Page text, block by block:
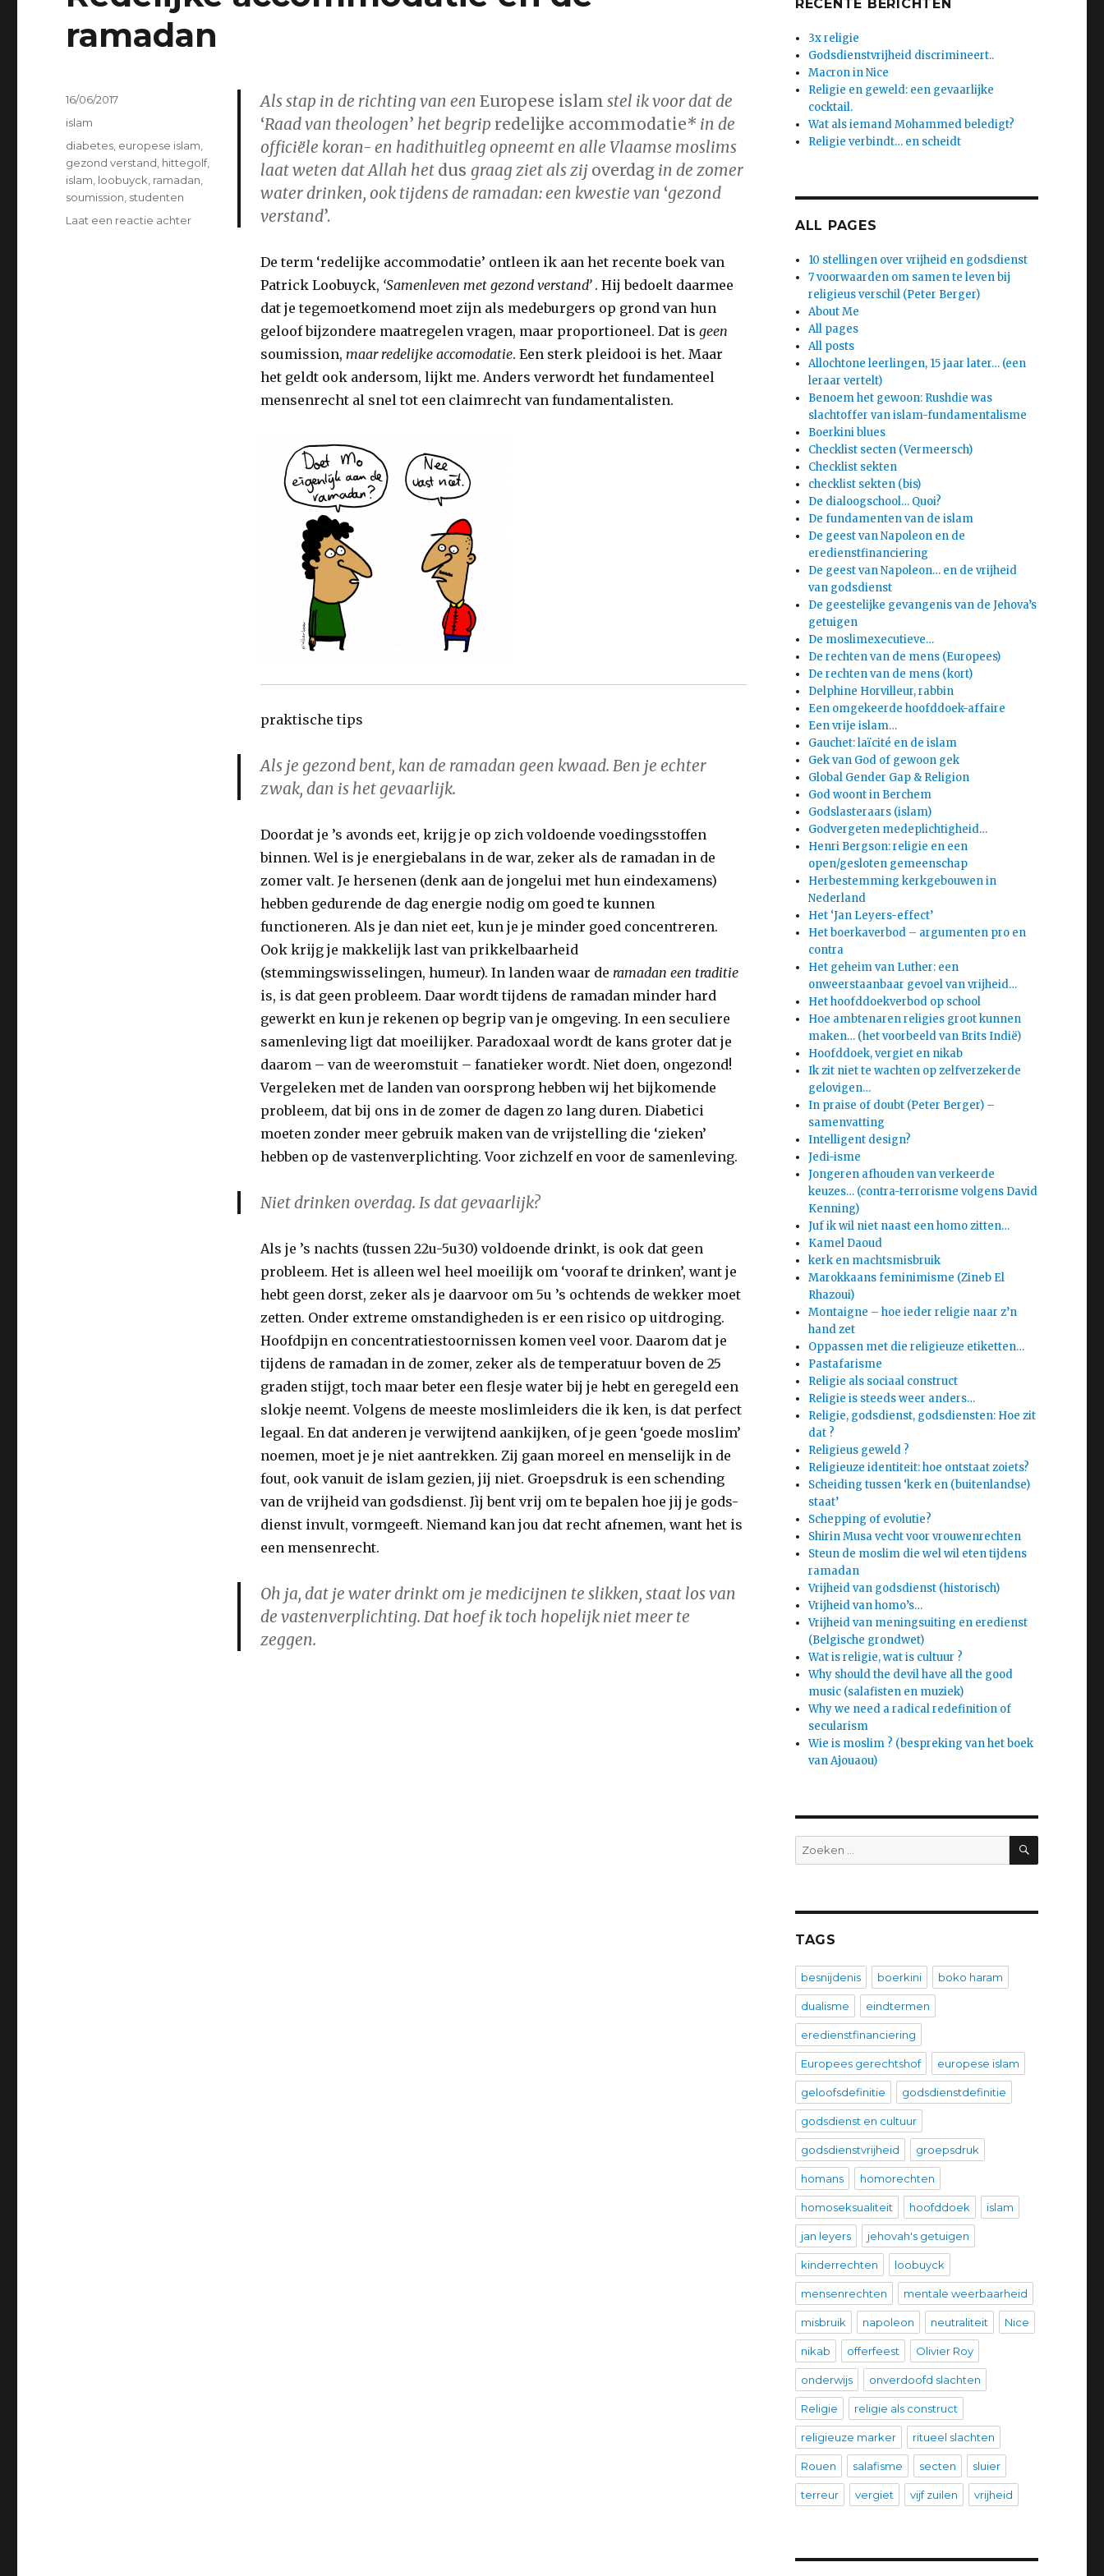
ramadan
Als stap in de richting van een Europese islam stel ik voor dat de
‘Raad van theologen’ het begrip redelijke accommodatie* in de
officiële koran- en hadithuitleg opneemt en alle Vlaamse moslims
laat weten dat Allah het dus graag ziet als zij overdagin de zomer
water drinken, ook tijdens de ramadan: een kwestie van ‘gezond
verstand’.
De term ‘redelijke accommodatie’ ontleen ik aan het recente boek van
Patrick Loobuyck, ‘Samenleven met gezond verstand’. Hij bedoelt daarmee
dat je tegemoetkomend moet zijn als medeburgers op grond van hun
geloof bijzondere maatregelen vragen, maar proportioneel. Dat is geen
soumission, maar redelijke accomodatie. Een sterk pleidooi is het. Maar
het geldt ook andersom, lijkt me. Anders verwordt het fundamenteel
mensenrecht al snel tot een claimrecht van fundamentalisten.
praktische tips
Als je gezond bent, kan de ramadan geen kwaad. Ben je echter
zwak, dan is het gevaarlijk.
Doordat je ’s avonds eet, krijg je op zich voldoende voedingsstoffen
binnen. Wel is je energiebalans in de war, zeker als de ramadan in de
zomer valt. Je hersenen (denk aan de jongelui met hun eindexamens)
hebben gedurende de dag energie nodig om goed te kunnen
functioneren. Als je dan niet eet, kun je je minder goed concentreren.
Ook krijg je makkelijk last van prikkelbaarheid
(stemmingswisselingen, humeur). In landen waar de ramadan een traditie
is, is dat geen probleem. Daar wordt tijdens de ramadan minder hard
gewerkt en kun je rekenen op begrip van je omgeving. In een seculiere
samenleving ligt dat moeilijker. Paradoxaal wordt de kans groter dat je
daarom – van de weeromstuit – fanatieker wordt. Niet doen, ongezond!
Vergeleken met de landen van oorsprong hebben wij het bijkomende
probleem, dat bij ons in de zomer de dagen zo lang duren. Diabetici
moeten zonder meer gebruik maken van de vrijstelling die ‘zieken’
hebben op de vastenverplichting. Voor zichzelf en voor de samenleving.
Niet drinken overdag. Is dat gevaarlijk?
Als je ’s nachts (tussen 22u-5u30) voldoende drinkt, is ook dat geen
probleem. Het is alleen wel heel moeilijk om ‘vooraf te drinken’, want je
hebt geen dorst, zeker als je daarvoor om 5u ’s ochtends de wekker moet
zetten. Onder extreme omstandigheden is er een risico op uitdroging.
Hoofdpijn en concentratiestoornissen komen veel voor. Daarom dat je
tijdens de ramadan in de zomer, zeker als de temperatuur boven de 25
graden stijgt, toch maar beter een flesje water bij je hebt en geregeld een
slokje neemt. Volgens de meeste moslimleiders die ik ken, is dat perfect
legaal. En dat anderen je verwijtend aankijken, of je geen ‘goede moslim’
noemen, moet je je niet aantrekken. Zij gaan moreel en menselijk in de
fout, ook vanuit de islam gezien, jij niet. Groepsdruk is een schending
van de vrijheid van godsdienst. Jìj bent vrij om te bepalen hoe jij je gods-
dienst invult, vormgeeft. Niemand kan jou dat recht afnemen, want het is
een mensenrecht.
Oh ja, dat je water drinkt om je medicijnen te slikken, staat los van
de vastenverplichting. Dat hoef ik toch hopelijk niet meer te
zeggen.
Geplaatst
op
16/06/2017
Categorieën
islam
Tags
diabetes europese islam
gezond verstand hittegolf,
islam loobuyck ramadan
soumission studenten
Laat een reactie achterop
RECENTE BERICHTEN
3x religie
Godsdienstvrijheid discrimineert..
Macron in Nice
Religie en geweld: een gevaarlijke
cocktail.
Wat als iemand Mohammed beledigt?
Religie verbindt… en scheidt
ALL PAGES
10 stellingen over vrijheid en godsdienst
7 voorwaarden om samen te leven bij
religieus verschil (Peter Berger)
About Me
All pages
All posts
Allochtone leerlingen, 15 jaar later… (een
leraar vertelt)
Benoem het gewoon: Rushdie was
slachtoffer van islam-fundamentalisme
Boerkini blues
Checklist secten (Vermeersch)
Checklist sekten
checklist sekten (bis)
De dialoogschool… Quoi?
De fundamenten van de islam
De geest van Napoleon en de
eredienstfinanciering
De geest van Napoleon… en de vrijheid
van godsdienst
De geestelijke gevangenis van de Jehova’s
getuigen
De moslimexecutieve…
De rechten van de mens (Europees)
De rechten van de mens (kort)
Delphine Horvilleur, rabbin
Een omgekeerde hoofddoek-affaire
Een vrije islam…
Gauchet: laïcité en de islam
Gek van God of gewoon gek
Global Gender Gap & Religion
God woont in Berchem
Godslasteraars (islam)
Godvergeten medeplichtigheid…
Henri Bergson: religie en een
open/gesloten gemeenschap
Herbestemming kerkgebouwen in
Nederland
Het ‘Jan Leyers-effect’
Het boerkaverbod – argumenten pro en
contra
Het geheim van Luther: een
onweerstaanbaar gevoel van vrijheid…
Het hoofddoekverbod op school
Hoe ambtenaren religies groot kunnen
maken… (het voorbeeld van Brits Indië)
Hoofddoek, vergiet en nikab
Ik zit niet te wachten op zelfverzekerde
gelovigen…
In praise of doubt (Peter Berger) –
samenvatting
Intelligent design?
Jedi-isme
Jongeren afhouden van verkeerde
keuzes… (contra-terrorisme volgens David
Kenning)
Juf ik wil niet naast een homo zitten…
Kamel Daoud
kerk en machtsmisbruik
Marokkaans feminimisme (Zineb El
Rhazoui)
Montaigne – hoe ieder religie naar z’n
hand zet
Oppassen met die religieuze etiketten…
Pastafarisme
Religie als sociaal construct
Religie is steeds weer anders…
Religie, godsdienst, godsdiensten: Hoe zit
dat ?
Religieus geweld ?
Religieuze identiteit: hoe ontstaat zoiets?
Scheiding tussen ‘kerk en (buitenlandse)
staat’
Schepping of evolutie?
Shirin Musa vecht voor vrouwenrechten
Steun de moslim die wel wil eten tijdens
ramadan
Vrijheid van godsdienst (historisch)
Vrijheid van homo’s…
Vrijheid van meningsuiting en eredienst
(Belgische grondwet)
Wat is religie, wat is cultuur ?
Why should the devil have all the good
music (salafisten en muziek)
Why we need a radical redefinition of
secularism
Wie is moslim ? (bespreking van het boek
van Ajouaou)
Zoeken
naar:
ZOEKEN
TAGS
besnijdenis boerkini boko haram
dualisme eindtermen
eredienstfinanciering
Europees gerechtshof europese islam
geloofsdefinitie godsdienstdefinitie
godsdienst en cultuur
godsdienstvrijheid groepsdruk
homans homorechten
homoseksualiteit hoofddoek islam
jan leyers jehovah's getuigen
kinderrechten loobuyck
mensenrechten mentale weerbaarheid
misbruik napoleon neutraliteit Nice
nikab offerfeest Olivier Roy
onderwijs onverdoofd slachten
Religie religie als construct
religieuze marker ritueel slachten
Rouen salafisme secten sluier
terreur vergiet vijf zuilen vrijheid